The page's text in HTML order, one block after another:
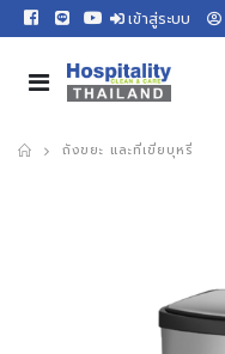
เข้าสู่ระบบ
ถังขยะ และที่เขี่ยบุหรี่